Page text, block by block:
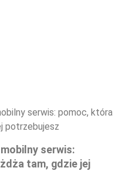
serwis:
tam, gdzie jej